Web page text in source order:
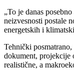
„To je danas
neizvesnosti postale
energetskih i
Tehnički
dokument, projekcije
realistične, a